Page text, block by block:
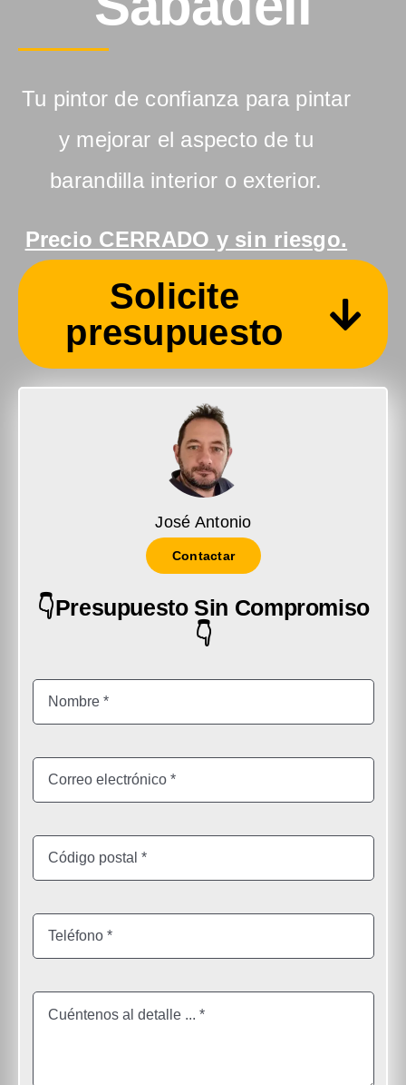
Tu pintor de confianza para pintar
y mejorar el aspecto de tu
barandilla interior o exterior.
Precio CERRADO y sin riesgo.
Solicite
presupuesto
José Antonio
Contactar
👇Presupuesto Sin Compromiso
👇